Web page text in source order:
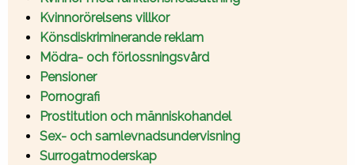
Kvinnorörelsens villkor
Könsdiskriminerande reklam
Mödra- och förlossningsvård
Pensioner
Pornografi
Prostitution och människohandel
Sex- och samlevnadsundervisning
Surrogatmoderskap